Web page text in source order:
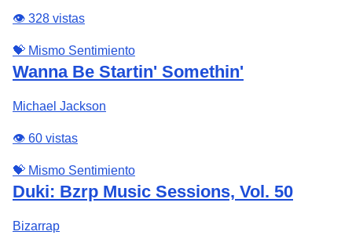
👁️ 328 vistas
💝 Mismo Sentimiento
Wanna Be Startin' Somethin'
Michael Jackson
👁️ 60 vistas
💝 Mismo Sentimiento
Duki: Bzrp Music Sessions, Vol. 50
Bizarrap